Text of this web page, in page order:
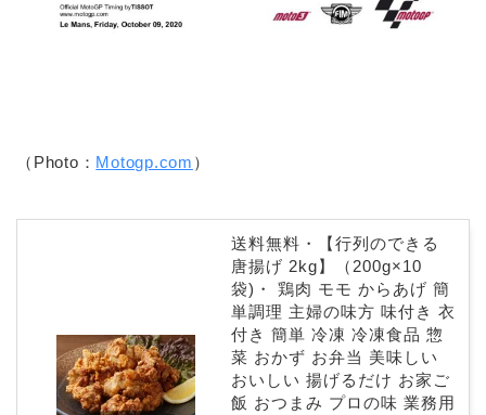
（Photo： Motogp.com ）
送料無料・【行列のできる
唐揚げ 2kg】（200g×10
袋)・ 鶏肉 モモ からあげ 簡
単調理 主婦の味方 味付き 衣
付き 簡単 冷凍 冷凍食品 惣
菜 おかず お弁当 美味しい
おいしい 揚げるだけ お家ご
飯 おつまみ プロの味 業務用